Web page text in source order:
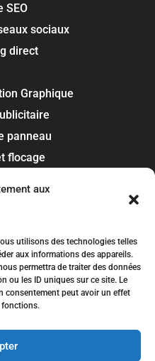
aux
utilisons des technologies telles
aux informations des appareils.
permettra de traiter des données
ou les ID uniques sur ce site. Le
consentement peut avoir un effet
fonctions.
SEO
sociaux
direct
Graphique
panneau
flocage
Touch